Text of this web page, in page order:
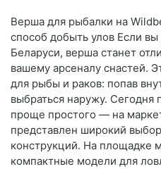
Верша для рыбалки на
способ добыть улов Если
Беларуси, верша станет
вашему арсеналу снастей.
для рыбы и раков: попав
выбраться наружу. Сегодня
проще простого — на
представлен широкий
конструкций. На площадке
компактные модели для